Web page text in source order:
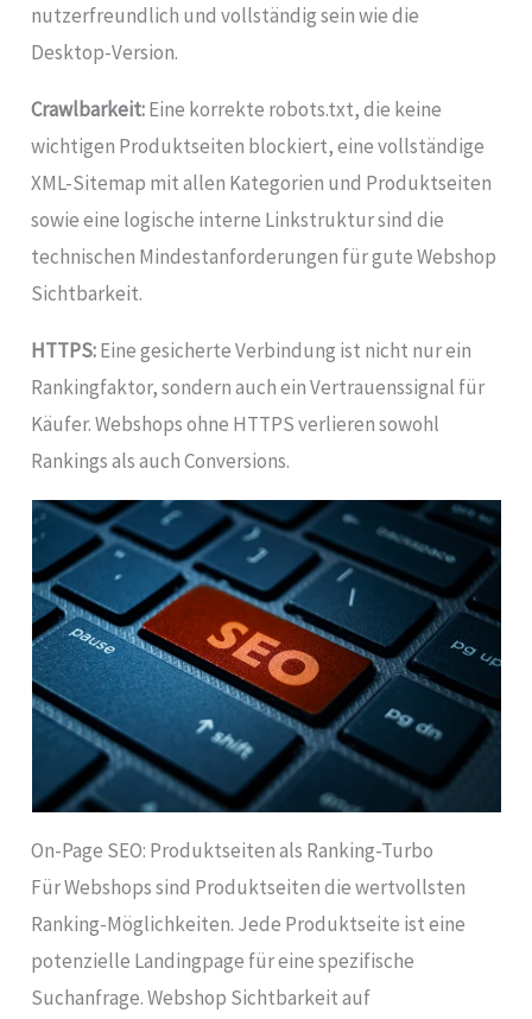
nutzerfreundlich und vollständig sein wie die
Desktop-Version.
Crawlbarkeit:Eine korrekte robots.txt, die keine
wichtigen Produktseiten blockiert, eine vollständige
XML-Sitemap mit allen Kategorien und Produktseiten
sowie eine logische interne Linkstruktur sind die
technischen Mindestanforderungen für gute Webshop
Sichtbarkeit.
HTTPS:Eine gesicherte Verbindung ist nicht nur ein
Rankingfaktor, sondern auch ein Vertrauenssignal für
Käufer. Webshops ohne HTTPS verlieren sowohl
Rankings als auch Conversions.
On-Page SEO: Produktseiten als Ranking-Turbo
Für Webshops sind Produktseiten die wertvollsten
Ranking-Möglichkeiten. Jede Produktseite ist eine
potenzielle Landingpage für eine spezifische
Suchanfrage. Webshop Sichtbarkeit auf